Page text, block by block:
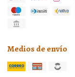
Medios de envío